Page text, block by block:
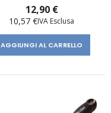
12,90 €
10,57 €
AGGIUNGI AL CARRELLO